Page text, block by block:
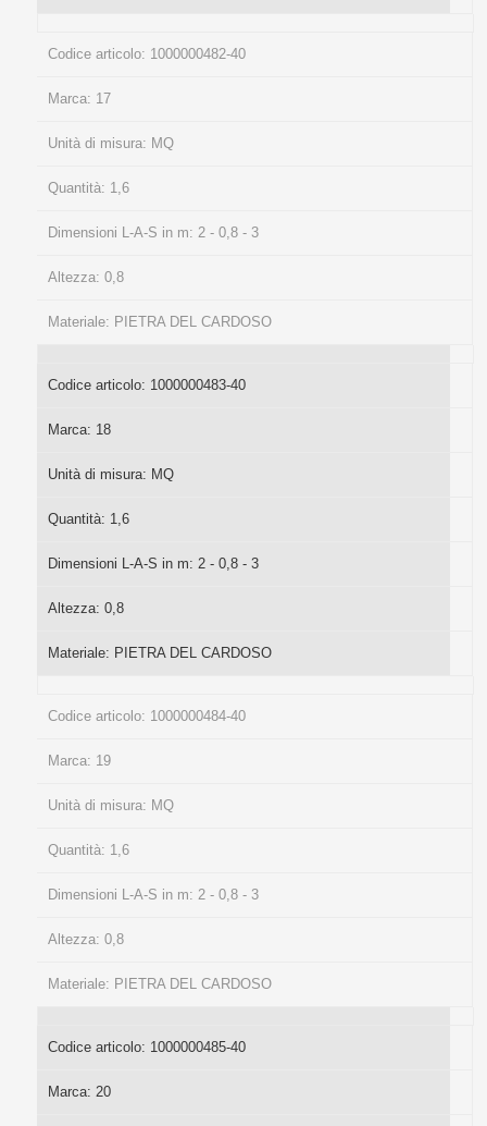
Codice articolo: 1000000482-40
Marca: 17
Unità di misura: MQ
Quantità: 1,6
Dimensioni L-A-S in m: 2 - 0,8 - 3
Altezza: 0,8
Materiale: PIETRA DEL CARDOSO
Codice articolo: 1000000483-40
Marca: 18
Unità di misura: MQ
Quantità: 1,6
Dimensioni L-A-S in m: 2 - 0,8 - 3
Altezza: 0,8
Materiale: PIETRA DEL CARDOSO
Codice articolo: 1000000484-40
Marca: 19
Unità di misura: MQ
Quantità: 1,6
Dimensioni L-A-S in m: 2 - 0,8 - 3
Altezza: 0,8
Materiale: PIETRA DEL CARDOSO
Codice articolo: 1000000485-40
Marca: 20